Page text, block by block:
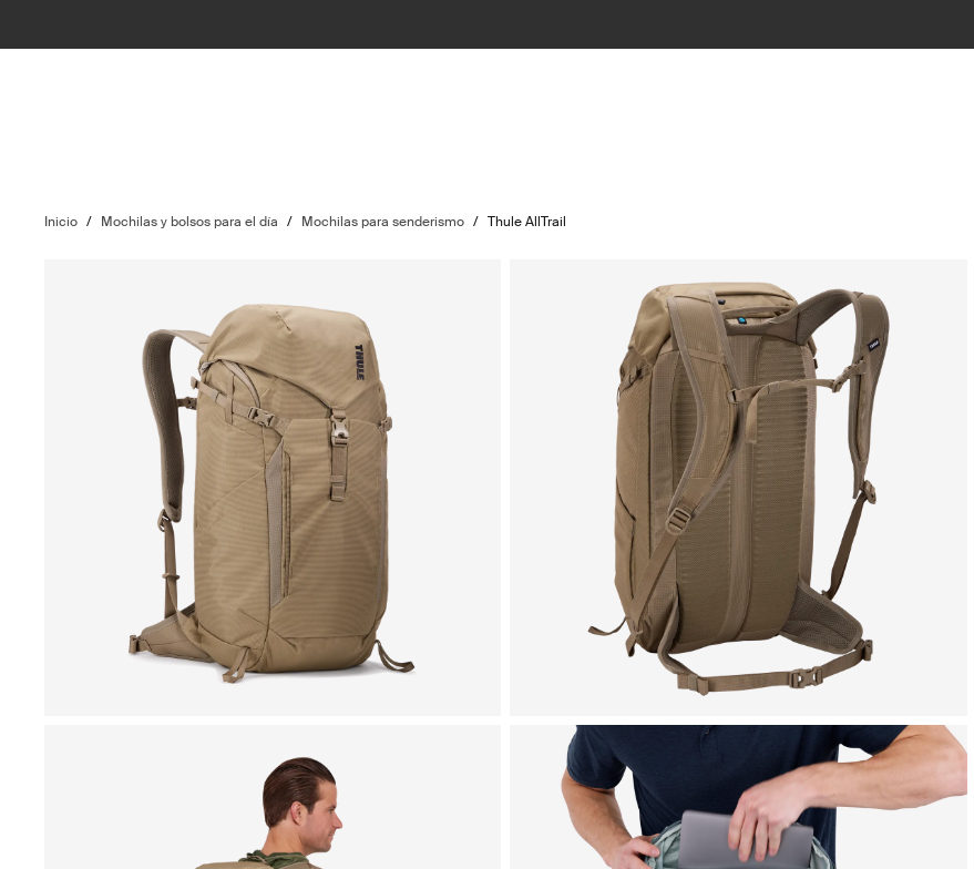
Inicio / Mochilas y bolsos para el día / Mochilas para senderismo / Thule AllTrail